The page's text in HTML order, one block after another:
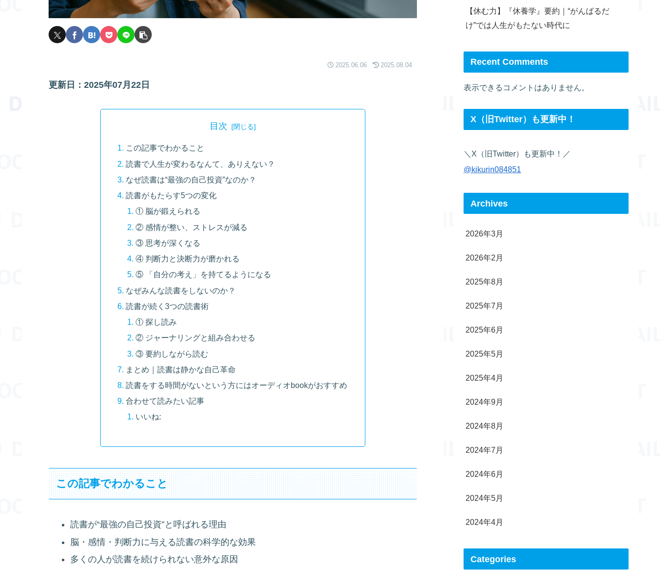
2025.06.06 2025.08.04
更新日：2025年07月22日
目次
この記事でわかること
読書で人生が変わるなんて、ありえない？
なぜ読書は“最強の自己投資”なのか？
読書がもたらす5つの変化
① 脳が鍛えられる
② 感情が整い、ストレスが減る
③ 思考が深くなる
④ 判断力と決断力が磨かれる
⑤ 「自分の考え」を持てるようになる
なぜみんな読書をしないのか？
読書が続く3つの読書術
① 探し読み
② ジャーナリングと組み合わせる
③ 要約しながら読む
まとめ｜読書は静かな自己革命
読書をする時間がないという方にはオーディオbookがおすすめ
合わせて読みたい記事
いいね:
この記事でわかること
読書が“最強の自己投資”と呼ばれる理由
脳・感情・判断力に与える読書の科学的な効果
多くの人が読書を続けられない意外な原因
【休む力】『休養学』要約｜“がんばるだ
け”では人生がもたない時代に
Recent Comments
表示できるコメントはありません。
X（旧Twitter）も更新中！
＼X（旧Twitter）も更新中！／
@kikurin084851
Archives
2026年3月
2026年2月
2025年8月
2025年7月
2025年6月
2025年5月
2025年4月
2024年9月
2024年8月
2024年7月
2024年6月
2024年5月
2024年4月
Categories